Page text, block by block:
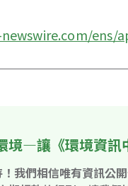
ens/
境—讓《環境資訊
我們相信唯有資訊公